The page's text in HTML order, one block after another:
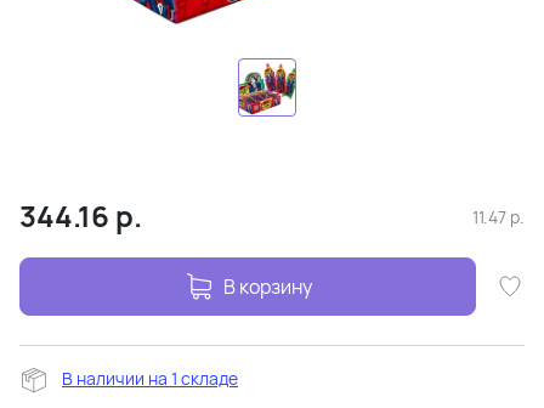
344.16 р. 11.47 р.
В корзину
В наличии на 1 складе